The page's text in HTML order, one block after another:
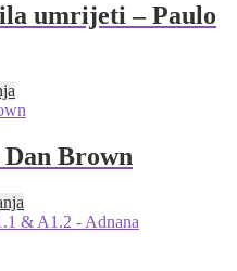
umrijeti – Paulo
Brown